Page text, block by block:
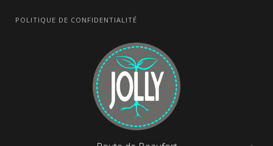
POLITIQUE DE CONFIDENTIALITÉ